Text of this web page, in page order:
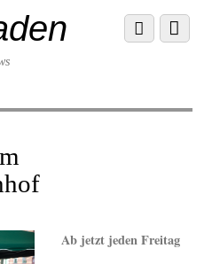
Menu
Scroll
down
Ab jetzt jeden Freitag